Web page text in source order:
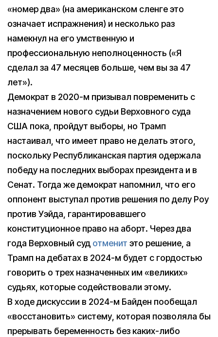
«номер два» (на американском сленге это
означает испражнения) и несколько раз
намекнул на его умственную и
профессиональную неполноценность («Я
сделал за 47 месяцев больше, чем вы за 47
лет»).
Демократ в 2020-м призывал повременить с
назначением нового судьи Верховного суда
США пока, пройдут выборы, но Трамп
настаивал, что имеет право не делать этого,
поскольку Республиканская партия одержала
победу на последних выборах президента и в
Сенат. Тогда же демократ напомнил, что его
оппонент выступал против решения по делу Роу
против Уэйда, гарантировавшего
конституционное право на аборт. Через два
года Верховный суд отменит это решение, а
Трамп на дебатах в 2024-м будет с гордостью
говорить о трех назначенных им «великих»
судьях, которые содействовали этому.
В ходе дискуссии в 2024-м Байден пообещал
«восстановить» систему, которая позволяла бы
прерывать беременность без каких-либо